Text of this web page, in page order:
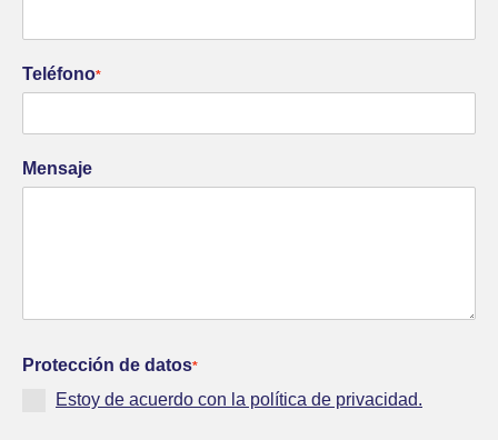
Teléfono*
Mensaje
Protección de datos*
Estoy de acuerdo con la política de privacidad.